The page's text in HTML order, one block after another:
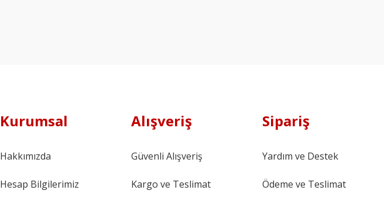
Kurumsal
Hakkımızda
Hesap Bilgilerimiz
Alışveriş
Güvenli Alışveriş
Kargo ve Teslimat
Sipariş
Yardım ve Destek
Ödeme ve Teslimat